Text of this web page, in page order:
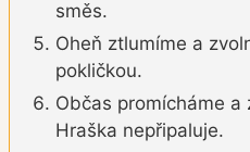
směs.
Oheň ztlumíme a
pokličkou.
Občas promícháme
Hraška nepřipaluje.